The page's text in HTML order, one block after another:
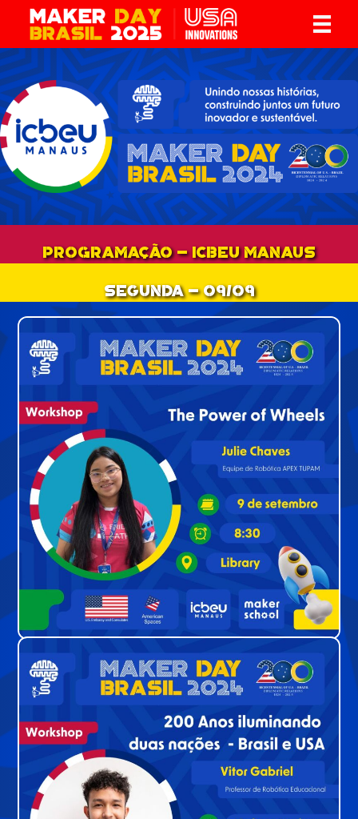
PROGRAMAÇÃO - ICBEU Manaus
Segunda - 09/09